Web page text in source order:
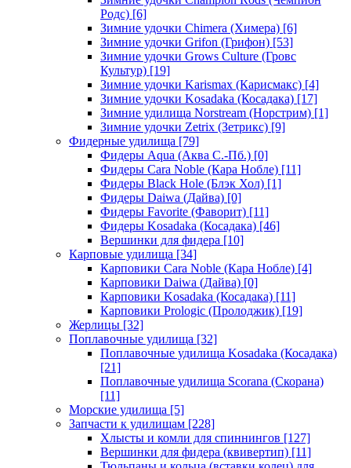
Родс) [6]
Зимние удочки Chimera (Химера) [6]
Зимние удочки Grifon (Грифон) [53]
Зимние удочки Grows Culture (Гровс
Культур) [19]
Зимние удочки Karismax (Карисмакс) [4]
Зимние удочки Kosadaka (Косадака) [17]
Зимние удилища Norstream (Норстрим) [1]
Зимние удочки Zetrix (Зетрикс) [9]
Фидерные удилища [79]
Фидеры Aqua (Аква С.-Пб.) [0]
Фидеры Cara Noble (Кара Нобле) [11]
Фидеры Black Hole (Блэк Хол) [1]
Фидеры Daiwa (Дайва) [0]
Фидеры Favorite (Фаворит) [11]
Фидеры Kosadaka (Косадака) [46]
Вершинки для фидера [10]
Карповые удилища [34]
Карповики Cara Noble (Кара Нобле) [4]
Карповики Daiwa (Дайва) [0]
Карповики Kosadaka (Косадака) [11]
Карповики Prologic (Пролоджик) [19]
Жерлицы [32]
Поплавочные удилища [32]
Поплавочные удилища Kosadaka (Косадака)
[21]
Поплавочные удилища Scorana (Скорана)
[11]
Морские удилища [5]
Запчасти к удилищам [228]
Хлысты и комли для спиннингов [127]
Вершинки для фидера (квивертип) [11]